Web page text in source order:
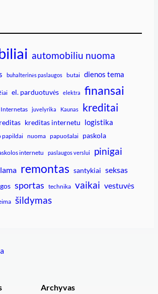
automobiliu nuoma
buhalterinės paslaugos butai dienos tema
el. parduotuvės elektra finansai
Internetas juvelyrika Kaunas kreditai
kreditas internetu logistika
papildai nuoma papuošalai paskola
internetu paslaugos verslui pinigai
remontas santykiai seksas
sportas technika vaikai vestuvės
šildymas
Archyvas